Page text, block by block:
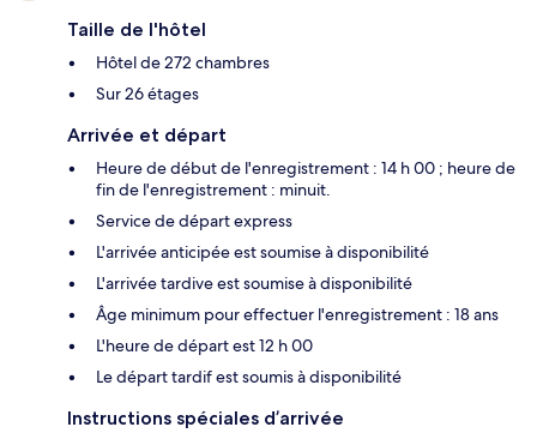
Taille de l'hôtel
Hôtel de 272 chambres
Sur 26 étages
Arrivée et départ
Heure de début de l'enregistrement : 14 h 00 ; heure de
fin de l'enregistrement : minuit.
Service de départ express
L'arrivée anticipée est soumise à disponibilité
L'arrivée tardive est soumise à disponibilité
Âge minimum pour effectuer l'enregistrement : 18 ans
L'heure de départ est 12 h 00
Le départ tardif est soumis à disponibilité
Instructions spéciales d’arrivée